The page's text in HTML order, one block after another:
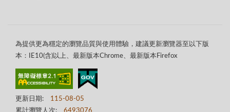
為提供更為穩定的瀏覽品質與使用體驗，建議更新瀏覽器至以下版
本：IE10(含)以上、最新版本Chrome、最新版本Firefox
更新日期:
115-08-05
累計瀏覽人次:
6493076